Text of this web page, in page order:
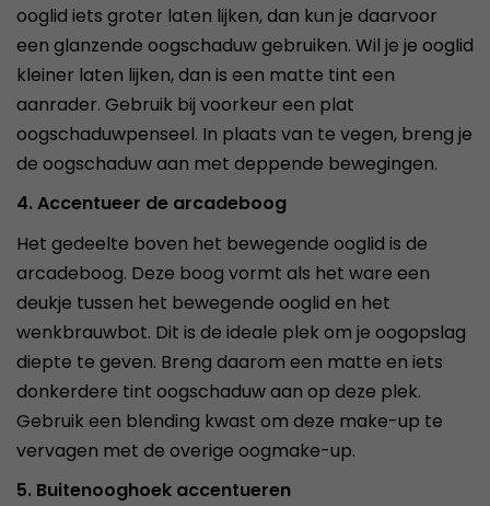
ooglid iets groter laten lijken, dan kun je daarvoor
een glanzende oogschaduw gebruiken. Wil je je ooglid
kleiner laten lijken, dan is een matte tint een
aanrader. Gebruik bij voorkeur een plat
oogschaduwpenseel. In plaats van te vegen, breng je
de oogschaduw aan met deppende bewegingen.
4. Accentueer de arcadeboog
Het gedeelte boven het bewegende ooglid is de
arcadeboog. Deze boog vormt als het ware een
deukje tussen het bewegende ooglid en het
wenkbrauwbot. Dit is de ideale plek om je oogopslag
diepte te geven. Breng daarom een matte en iets
donkerdere tint oogschaduw aan op deze plek.
Gebruik een blending kwast om deze make-up te
vervagen met de overige oogmake-up.
5. Buitenooghoek accentueren